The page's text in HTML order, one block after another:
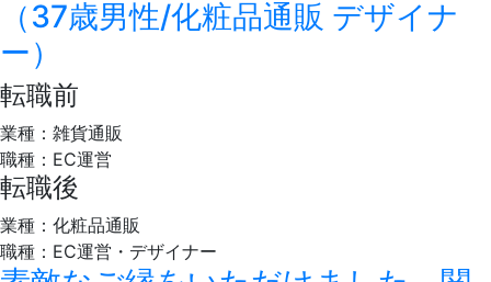
（37歳男性/化粧品通販 デザイナ
ー）
転職前
業種：雑貨通販
職種：EC運営
転職後
業種：化粧品通販
職種：EC運営・デザイナー